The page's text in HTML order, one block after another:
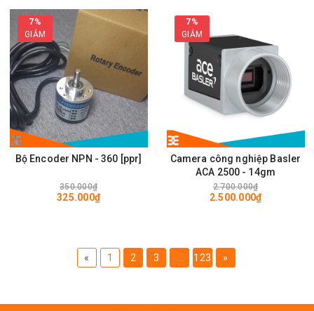
7%
GIẢM
Bộ Encoder NPN - 360 [ppr]
350.000₫
325.000₫
7%
GIẢM
Camera công nghiệp Basler
ACA 2500 - 14gm
2.700.000₫
2.500.000₫
« 1 2 3 123 »